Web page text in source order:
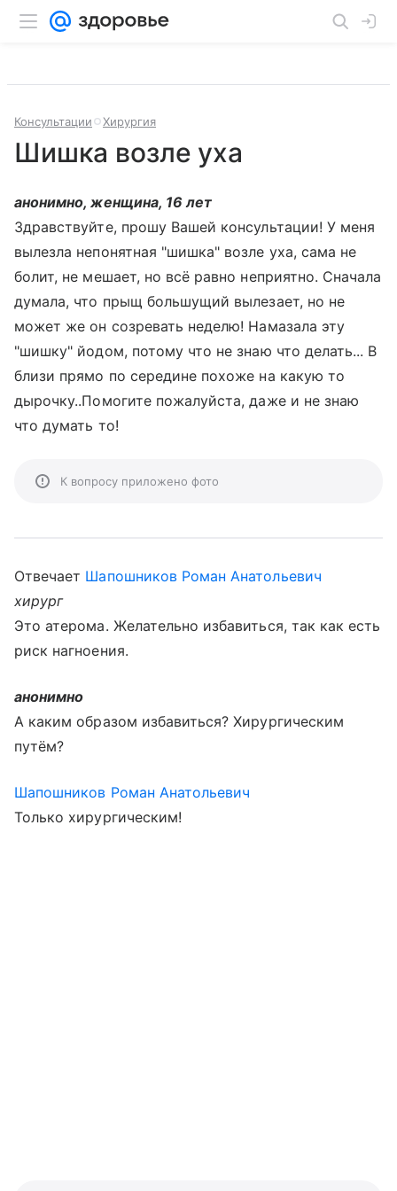
Консультации Хирургия
Шишка возле уха
анонимно, женщина, 16 лет
Здравствуйте, прошу Вашей консультации! У меня
вылезла непонятная "шишка" возле уха, сама не
болит, не мешает, но всё равно неприятно. Сначала
думала, что прыщ большущий вылезает, но не
может же он созревать неделю! Намазала эту
"шишку" йодом, потому что не знаю что делать... В
близи прямо по середине похоже на какую то
дырочку..Помогите пожалуйста, даже и не знаю
что думать то!
К вопросу приложено фото
Отвечает Шапошников Роман Анатольевич
хирург
Это атерома. Желательно избавиться, так как есть
риск нагноения.
анонимно
А каким образом избавиться? Хирургическим
путём?
Шапошников Роман Анатольевич
Только хирургическим!